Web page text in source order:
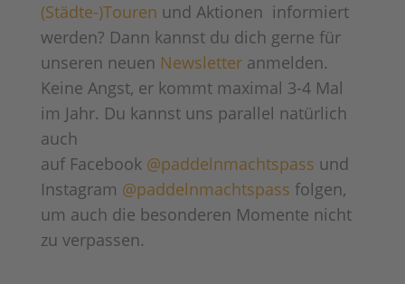
(Städte-)Touren und Aktionen informiert
werden? Dann kannst du dich gerne für
unseren neuen Newsletteranmelden.
Keine Angst, er kommt maximal 3-4 Mal
im Jahr. Du kannst uns parallel natürlich
auch
auf Facebook @paddelnmachtspass und
Instagram @paddelnmachtspass folgen,
um auch die besonderen Momente nicht
zu verpassen.